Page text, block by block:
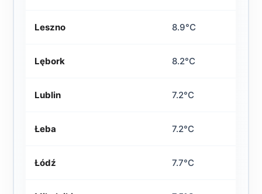
Leszno 8.9°C
Lębork 8.2°C
Lublin 7.2°C
Łeba 7.2°C
Łódź 7.7°C